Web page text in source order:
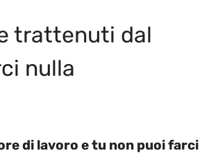
trattenuti dal
nulla
di lavoro e tu non puoi farci